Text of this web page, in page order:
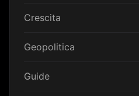
Crescita
Geopolitica
Guide